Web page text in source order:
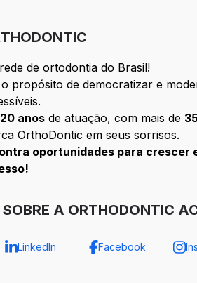
de ortodontia do Brasil!
propósito de democratizar e
anos de atuação, com mais de
OrthoDontic em seus sorrisos.
oportunidades para
A ORTHODONTIC
LinkedIn Facebook